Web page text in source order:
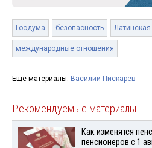
Госдума безопасность
международные отношения
Ещё материалы: Василий Пискарев
Рекомендуемые материалы
Как изменятся
пенсионеров с 1